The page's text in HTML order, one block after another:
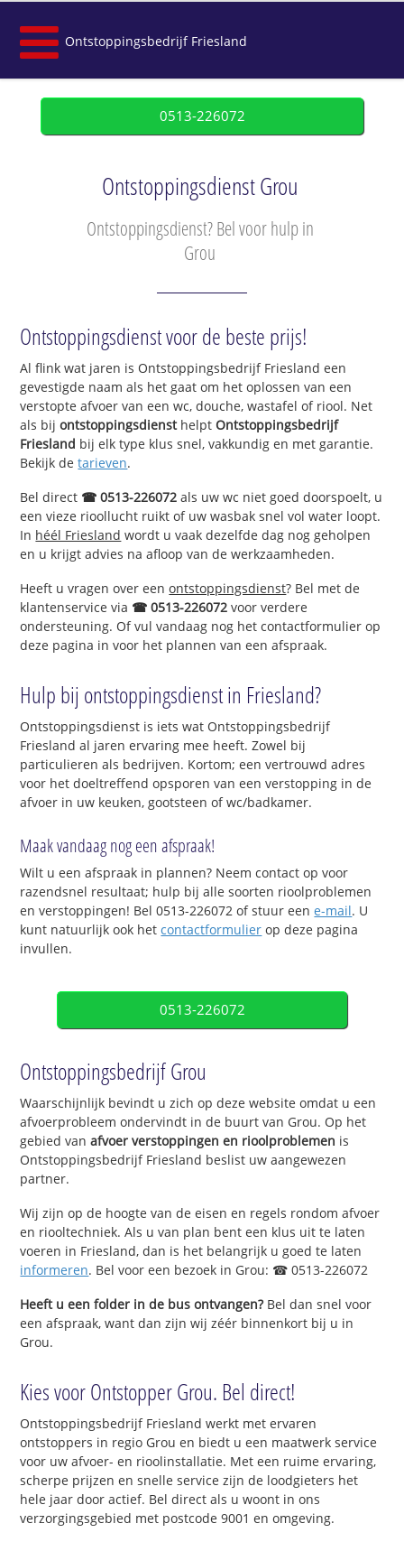
Ontstoppingsbedrijf Friesland
0513-226072
Ontstoppingsdienst Grou
Ontstoppingsdienst? Bel voor hulp in
Grou
Ontstoppingsdienst voor de beste prijs!
Al flink wat jaren is Ontstoppingsbedrijf Friesland een
gevestigde naam als het gaat om het oplossen van een
verstopte afvoer van een wc, douche, wastafel of riool. Net
als bijontstoppingsdiensthelptOntstoppingsbedrijf
Friesland bij elk type klus snel, vakkundig en met garantie.
Bekijk detarieven.
Bel direct ☎ 0513-226072 als uw wc niet goed doorspoelt, u
een vieze rioollucht ruikt of uw wasbak snel vol water loopt.
In héél Friesland wordt u vaak dezelfde dag nog geholpen
en u krijgt advies na afloop van de werkzaamheden.
Heeft u vragen over eenontstoppingsdienst? Bel met de
klantenservice via ☎ 0513-226072 voor verdere
ondersteuning. Of vul vandaag nog het contactformulier op
deze pagina in voor het plannen van een afspraak.
Hulp bij ontstoppingsdienst in Friesland?
Ontstoppingsdienst is iets wat Ontstoppingsbedrijf
Friesland al jaren ervaring mee heeft. Zowel bij
particulieren als bedrijven. Kortom; een vertrouwd adres
voor het doeltreffend opsporen van een verstopping in de
afvoer in uw keuken, gootsteen of wc/badkamer.
Maak vandaag nog een afspraak!
Wilt u een afspraak in plannen? Neem contact op voor
razendsnel resultaat; hulp bij alle soorten rioolproblemen
en verstoppingen! Bel 0513-226072 of stuur eene-mail. U
kunt natuurlijk ook hetcontactformulier op deze pagina
invullen.
0513-226072
Ontstoppingsbedrijf Grou
Waarschijnlijk bevindt u zich op deze website omdat u een
afvoerprobleem ondervindt in de buurt van Grou. Op het
gebied vanafvoer verstoppingen en rioolproblemen is
Ontstoppingsbedrijf Friesland beslist uw aangewezen
partner.
Wij zijn op de hoogte van de eisen en regels rondom afvoer
en riooltechniek. Als u van plan bent een klus uit te laten
voeren in Friesland, dan is het belangrijk u goed te laten
informeren. Bel voor een bezoek in Grou: ☎ 0513-226072
Heeft u een folder in de bus ontvangen?Bel dan snel voor
een afspraak, want dan zijn wij zéér binnenkort bij u in
Grou.
Kies voor Ontstopper Grou. Bel direct!
Ontstoppingsbedrijf Friesland werkt met ervaren
ontstoppers in regio Grou en biedt u een maatwerk service
voor uw afvoer- en rioolinstallatie. Met een ruime ervaring,
scherpe prijzen en snelle service zijn de loodgieters het
hele jaar door actief. Bel direct als u woont in ons
verzorgingsgebied met postcode 9001 en omgeving.